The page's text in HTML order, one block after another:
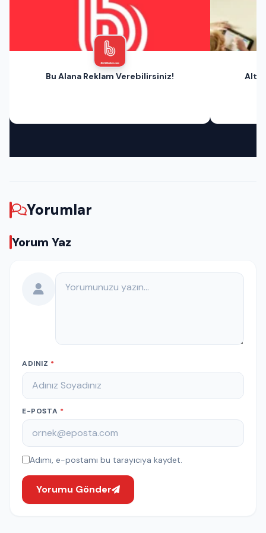
Bu Alana Reklam Verebilirsiniz!
Yorumlar
Yorum Yaz
Yorumunuz
ADINIZ *
E-POSTA *
Adımı, e-postamı bu tarayıcıya kaydet.
Yorumu Gönder